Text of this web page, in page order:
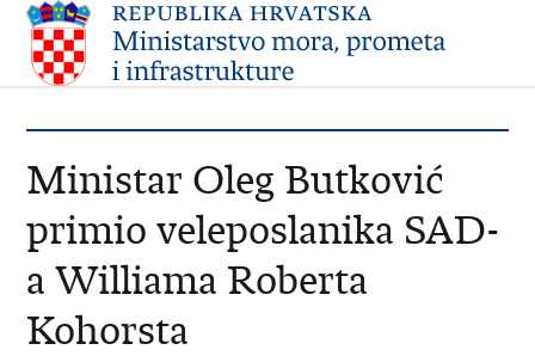
Ministar Oleg Butković
primio veleposlanika SAD-
a Williama Roberta
Kohorsta